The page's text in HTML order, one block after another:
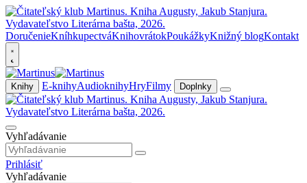
DoručenieKníhkupectváKnihovrátokPoukážkyKnižný blogKontakt
Knihy E-knihyAudioknihyHryFilmy Doplnky
Vyhľadávanie
Prihlásiť
Vyhľadávanie